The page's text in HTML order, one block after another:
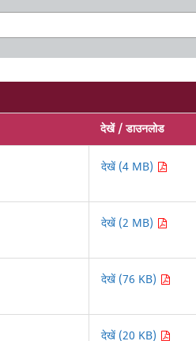
देखें / डाउनलोड
देखें (4 MB)
देखें (2 MB)
देखें (76 KB)
देखें (20 KB)